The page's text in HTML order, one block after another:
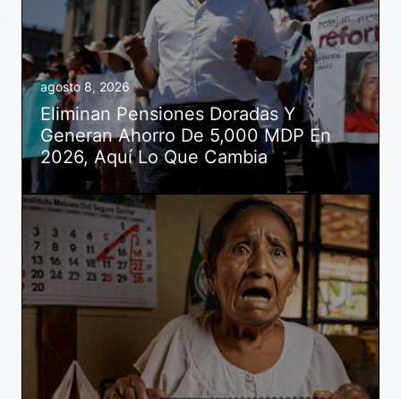
agosto 8, 2026
Eliminan Pensiones Doradas Y
Generan Ahorro De 5,000 MDP En
2026, Aquí Lo Que Cambia